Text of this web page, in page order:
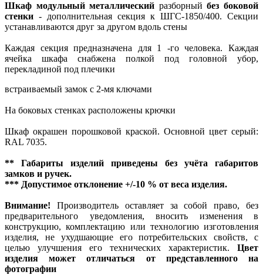
Шкаф модульный металлический разборныйбез боковой
стенки - дополнительная секция к ШГС-1850/400. Секции
устанавливаются друг за другом вдоль стены
Каждая секция предназначена для 1 -го человека. Каждая
ячейка шкафа снабжена полкой под головной убор,
перекладиной под плечики
встраиваемый замок с 2-мя ключами
На боковых стенках расположены крючки
Шкаф окрашен порошковой краской. Основной цвет серый:
RAL 7035.
** Габариты изделий приведены без учёта габаритов
замков и ручек.
*** Допустимое отклонение +/-10 % от веса изделия.
Внимание! Производитель оставляет за собой право, без
предварительного уведомления, вносить изменения в
конструкцию, комплектацию или технологию изготовления
изделия, не ухудшающие его потребительских свойств, с
целью улучшения его технических характеристик. Цвет
изделия может отличаться от представленного на
фотографии